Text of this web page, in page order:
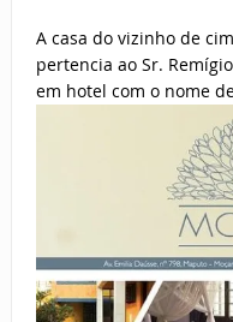
A casa do vizinho de
pertencia ao Sr.
em hotel com o nome